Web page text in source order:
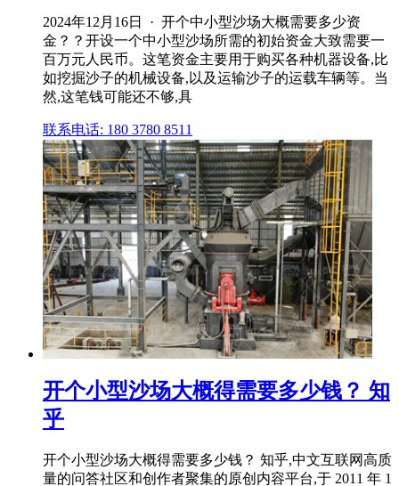
2024年12月16日 · 开个中小型沙场大概需要多少资
金？？开设一个中小型沙场所需的初始资金大致需要一
百万元人民币。这笔资金主要用于购买各种机器设备,比
如挖掘沙子的机械设备,以及运输沙子的运载车辆等。当
然,这笔钱可能还不够,具
联系电话: 180 3780 8511
开个小型沙场大概得需要多少钱？ 知
乎
开个小型沙场大概得需要多少钱？ 知乎,中文互联网高质
量的问答社区和创作者聚集的原创内容平台,于 2011 年 1